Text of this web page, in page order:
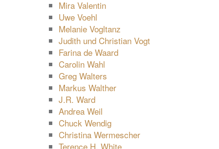
Mira Valentin
Uwe Voehl
Melanie Vogltanz
Judith und Christian Vogt
Farina de Waard
Carolin Wahl
Greg Walters
Markus Walther
J.R. Ward
Andrea Weil
Chuck Wendig
Christina Wermescher
Terence H. White